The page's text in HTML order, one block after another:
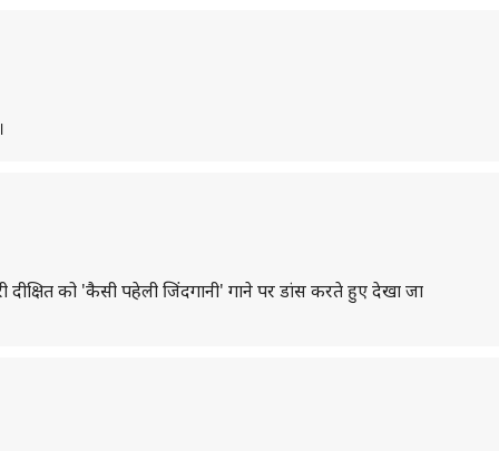
को 'कैसी पहेली जिंदगानी' गाने पर डांस करते हुए देखा जा